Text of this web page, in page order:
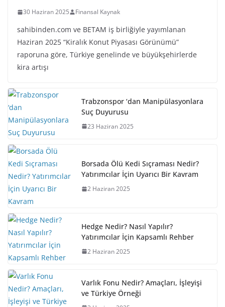
30 Haziran 2025 Finansal Kaynak
sahibinden.com ve BETAM iş birliğiyle yayımlanan
Haziran 2025 “Kiralık Konut Piyasası Görünümü”
raporuna göre, Türkiye genelinde ve büyükşehirlerde
kira artışı
Trabzonspor ‘dan Manipülasyonlara
Suç Duyurusu
23 Haziran 2025
Borsada Ölü Kedi Sıçraması Nedir?
Yatırımcılar İçin Uyarıcı Bir Kavram
2 Haziran 2025
Hedge Nedir? Nasıl Yapılır?
Yatırımcılar İçin Kapsamlı Rehber
2 Haziran 2025
Varlık Fonu Nedir? Amaçları, İşleyişi
ve Türkiye Örneği